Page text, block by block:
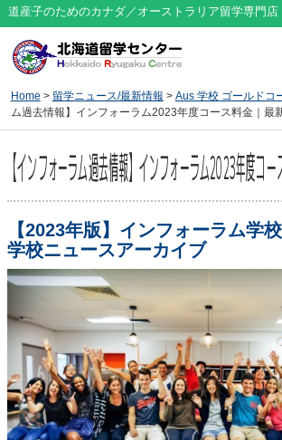
道産子のためのカナダ／オーストラリア留学専門店
Home > 留学ニュース/最新情報 > Aus 学校 ゴールドコ
ム過去情報】インフォーラム2023年度コース料金｜最
【インフォーラム過去情報】インフォーラム2023年度コ
【2023年版】インフォーラム学
学校ニュースアーカイブ